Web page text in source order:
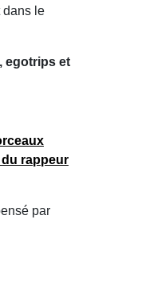
dans le
egotrips et
rappeur
par